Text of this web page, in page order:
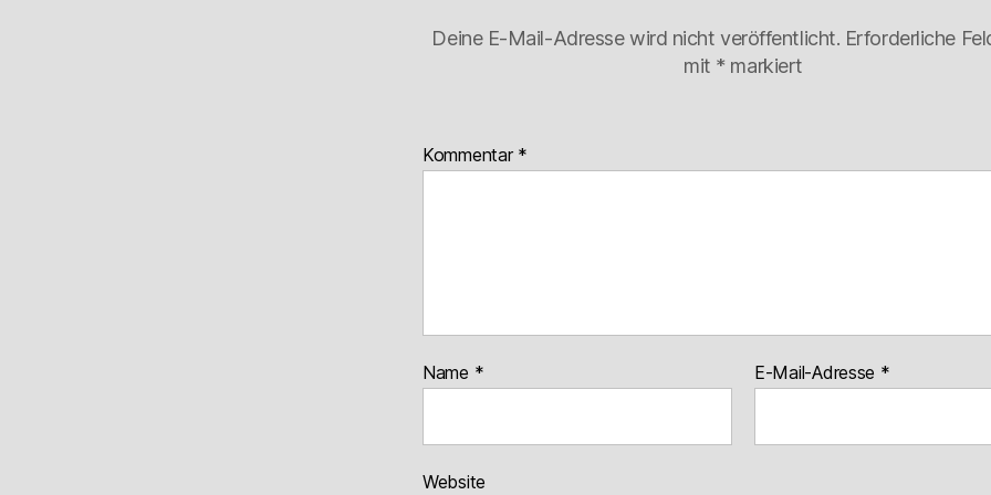
Deine E-Mail-Adresse wird nicht veröffentlicht. Erforderliche
mit * markiert
Kommentar *
Name * E-Mail-Adresse *
Website